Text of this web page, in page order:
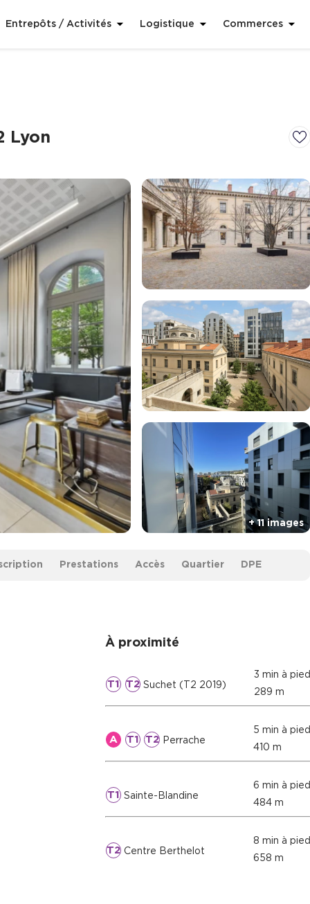
Entrepôts / Activités Logistique Commerces
Lyon
Prestations Accès Quartier DPE
À proximité
T1 T2 Suchet (T2 2019)
3 min à pied
289 m
A T1 T2Perrache
5 min à pied
410 m
T1 Sainte-Blandine
6 min à pied
484 m
T2 Centre Berthelot
8 min à pied
658 m